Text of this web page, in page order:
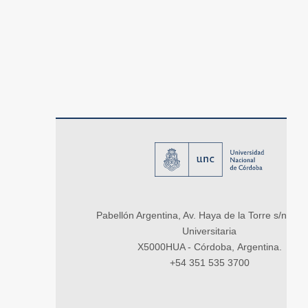
Pabellón Argentina, Av. Haya de la Torre s/n,
Universitaria
X5000HUA - Córdoba, Argentina.
+54 351 535 3700